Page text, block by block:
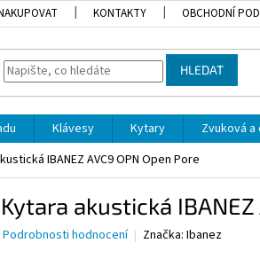
KONTAKTY OBCHODNÍ
HLEDAT
Klávesy Kytary Zvuková
IBANEZ AVC9 OPN Open Pore
akustická IBANEZ
Podrobnosti hodnocení Značka: Ibanez